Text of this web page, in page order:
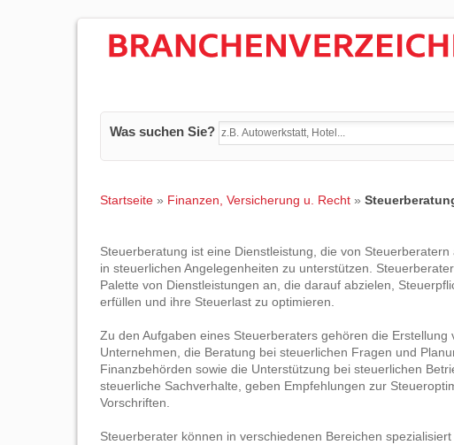
Was suchen Sie?
Startseite » Finanzen, Versicherung u. Recht »
Steuerberatung ist eine Dienstleistung, die von
in steuerlichen Angelegenheiten zu unterstützen.
Palette von Dienstleistungen an, die darauf abzielen,
erfüllen und ihre Steuerlast zu optimieren.
Zu den Aufgaben eines Steuerberaters gehören die
Unternehmen, die Beratung bei steuerlichen Fragen und
Finanzbehörden sowie die Unterstützung bei steuerlichen
steuerliche Sachverhalte, geben Empfehlungen zur
Vorschriften.
Steuerberater können in verschiedenen Bereichen